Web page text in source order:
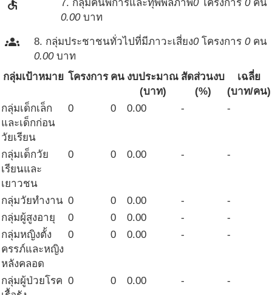
7. กลุ่มคนพิการและทุพพลภาพ0โครงการ 0คน
0.00บาท
groups 8. กลุ่มประชาชนทั่วไปที่มีภาวะเสี่ยง0โครงการ 0คน
0.00บาท
กลุ่มเป้าหมาย โครงการ คน งบประมาณ
(บาท)
สัดส่วนงบ
(%)
เฉลี่ย
(บาท/คน)
กลุ่มเด็กเล็ก
และเด็กก่อน
วัยเรียน
0 0 0.00 - -
กลุ่มเด็กวัย
เรียนและ
เยาวชน
0 0 0.00 - -
กลุ่มวัยทำงาน 0 0 0.00 -
-
กลุ่มผู้สูงอายุ
0 0 0.00 -
-
กลุ่มหญิงตั้ง
ครรภ์และหญิง
หลังคลอด
0 0 0.00 - -
กลุ่มผู้ป่วยโรค 0 0 0.00 - -